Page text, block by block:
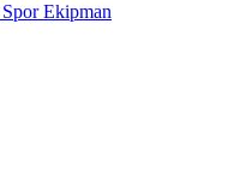
Spor Ekipman